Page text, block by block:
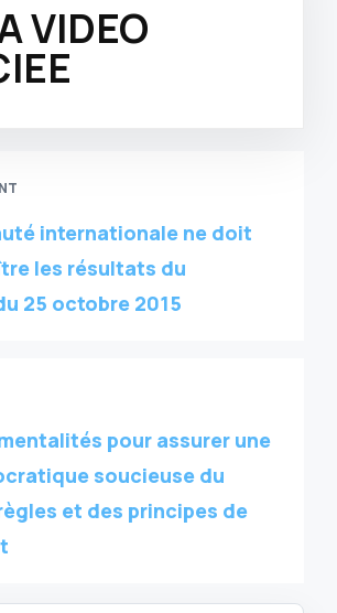
VIDEO
internationale ne doit
les résultats du
25 octobre 2015
pour assurer une
soucieuse du
et des principes de